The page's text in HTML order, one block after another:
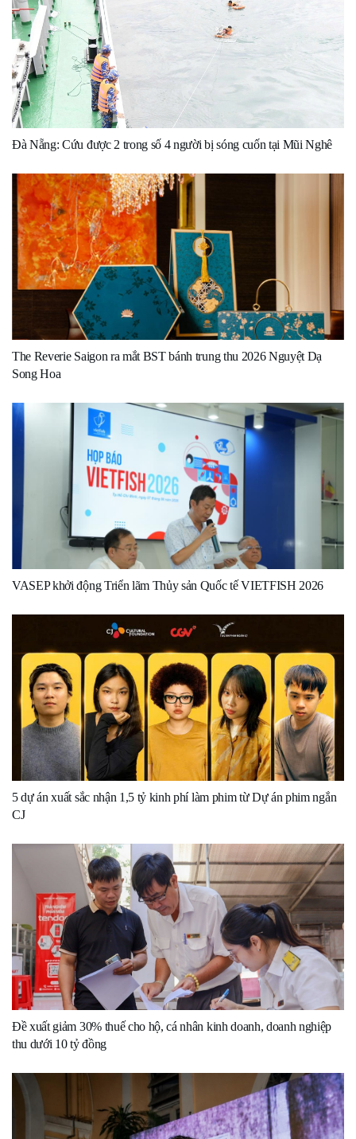
Đà Nẵng: Cứu được 2 trong số 4 người bị sóng cuốn tại Mũi Nghê
The Reverie Saigon ra mắt BST bánh trung thu 2026 Nguyệt Dạ
Song Hoa
VASEP khởi động Triển lãm Thủy sản Quốc tế VIETFISH 2026
5 dự án xuất sắc nhận 1,5 tỷ kinh phí làm phim từ Dự án phim ngắn
CJ
Đề xuất giảm 30% thuế cho hộ, cá nhân kinh doanh, doanh nghiệp
thu dưới 10 tỷ đồng